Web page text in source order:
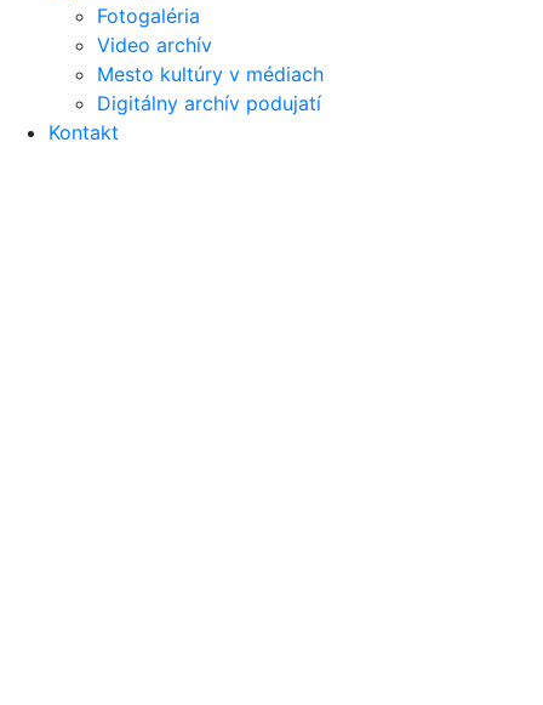
Fotogaléria
Video archív
Mesto kultúry v médiach
Digitálny archív podujatí
Kontakt